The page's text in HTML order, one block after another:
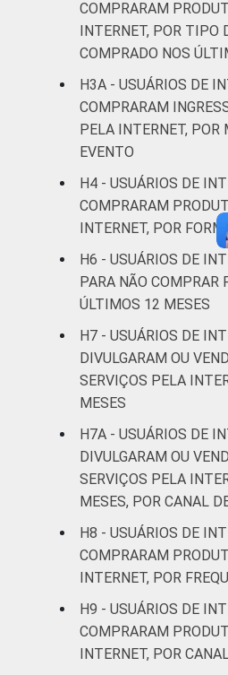
FAIXA
De 10
De 25
De 35
De 45
De 60
FAMILIAR
Mais de
Mais de
Mais de
Mais
COMPRARAM
INTERNET, POR TIPO
COMPRADO NOS
H3A - USUÁRIOS DE
COMPRARAM
PELA INTERNET, POR
EVENTO
H4 - USUÁRIOS DE
COMPRARAM
INTERNET, POR
H6 - USUÁRIOS DE
PARA NÃO COMPRAR
ÚLTIMOS 12 MESES
H7 - USUÁRIOS DE
DIVULGARAM OU
SERVIÇOS PELA
MESES
H7A - USUÁRIOS DE
DIVULGARAM OU
SERVIÇOS PELA
MESES, POR CANAL
H8 - USUÁRIOS DE
COMPRARAM
INTERNET, POR
H9 - USUÁRIOS DE
COMPRARAM
INTERNET, POR